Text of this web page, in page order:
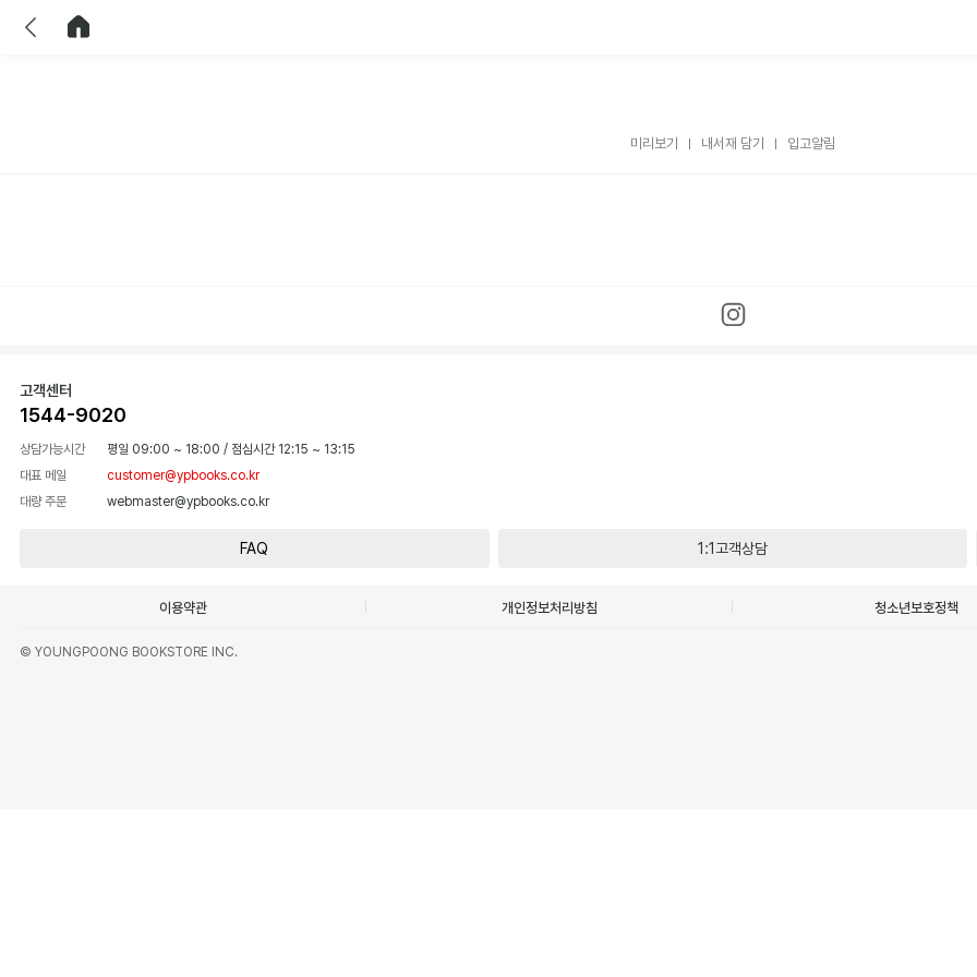
미리보기 내서재 담기 입고알림
고객센터
1544-9020
상담가능시간 평일 09:00 ~ 18:00 / 점심시간 12:15 ~ 13:15
대표 메일
customer@ypbooks.co.kr
대량 주문
webmaster@ypbooks.co.kr
FAQ 1:1고객상담
이용약관 개인정보처리방침 청소년보호정책
© YOUNGPOONG BOOKSTORE INC.